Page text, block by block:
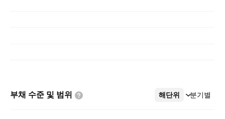
부채 수준 및 범위 해단위 분기별
더보기